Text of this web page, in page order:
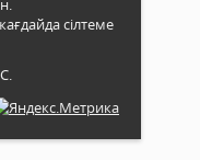
сілтеме